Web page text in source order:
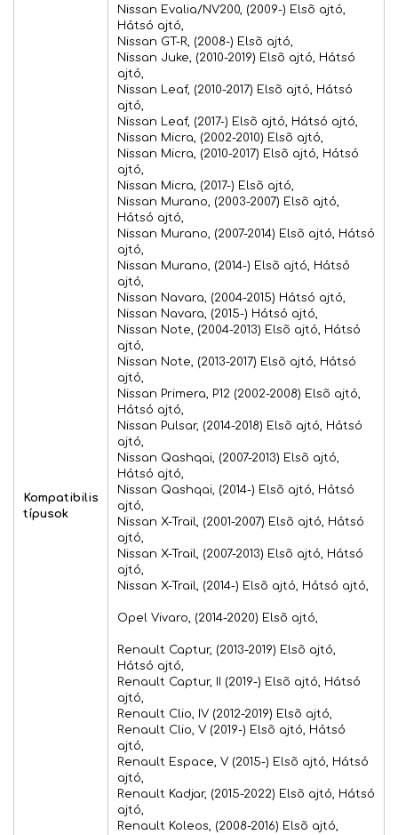
Kompatibilis
típusok
Nissan Evalia/NV200, (2009-) Elsõ ajtó,
Hátsó ajtó,
Nissan GT-R, (2008-) Elsõ ajtó,
Nissan Juke, (2010-2019) Elsõ ajtó, Hátsó
ajtó,
Nissan Leaf, (2010-2017) Elsõ ajtó, Hátsó
ajtó,
Nissan Leaf, (2017-) Elsõ ajtó, Hátsó ajtó,
Nissan Micra, (2002-2010) Elsõ ajtó,
Nissan Micra, (2010-2017) Elsõ ajtó, Hátsó
ajtó,
Nissan Micra, (2017-) Elsõ ajtó,
Nissan Murano, (2003-2007) Elsõ ajtó,
Hátsó ajtó,
Nissan Murano, (2007-2014) Elsõ ajtó, Hátsó
ajtó,
Nissan Murano, (2014-) Elsõ ajtó, Hátsó
ajtó,
Nissan Navara, (2004-2015) Hátsó ajtó,
Nissan Navara, (2015-) Hátsó ajtó,
Nissan Note, (2004-2013) Elsõ ajtó, Hátsó
ajtó,
Nissan Note, (2013-2017) Elsõ ajtó, Hátsó
ajtó,
Nissan Primera, P12 (2002-2008) Elsõ ajtó,
Hátsó ajtó,
Nissan Pulsar, (2014-2018) Elsõ ajtó, Hátsó
ajtó,
Nissan Qashqai, (2007-2013) Elsõ ajtó,
Hátsó ajtó,
Nissan Qashqai, (2014-) Elsõ ajtó, Hátsó
ajtó,
Nissan X-Trail, (2001-2007) Elsõ ajtó, Hátsó
ajtó,
Nissan X-Trail, (2007-2013) Elsõ ajtó, Hátsó
ajtó,
Nissan X-Trail, (2014-) Elsõ ajtó, Hátsó ajtó,
Opel Vivaro, (2014-2020) Elsõ ajtó,
Renault Captur, (2013-2019) Elsõ ajtó,
Hátsó ajtó,
Renault Captur, II (2019-) Elsõ ajtó, Hátsó
ajtó,
Renault Clio, IV (2012-2019) Elsõ ajtó,
Renault Clio, V (2019-) Elsõ ajtó, Hátsó
ajtó,
Renault Espace, V (2015-) Elsõ ajtó, Hátsó
ajtó,
Renault Kadjar, (2015-2022) Elsõ ajtó, Hátsó
ajtó,
Renault Koleos, (2008-2016) Elsõ ajtó,